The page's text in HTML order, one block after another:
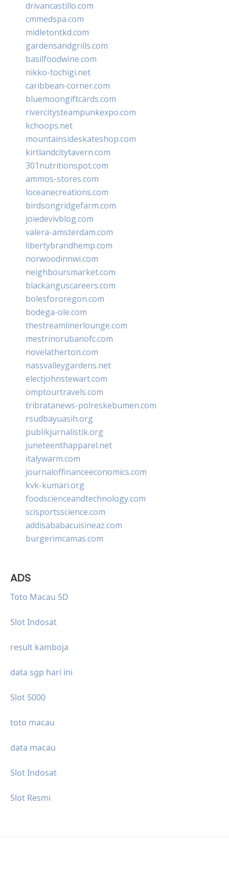
drivancastillo.com
cmmedspa.com
midletontkd.com
gardensandgrills.com
basilfoodwine.com
nikko-tochigi.net
caribbean-corner.com
bluemoongiftcards.com
rivercitysteampunkexpo.com
kchoops.net
mountainsideskateshop.com
kirtlandcitytavern.com
301nutritionspot.com
ammos-stores.com
loceanecreations.com
birdsongridgefarm.com
joiedevivblog.com
valera-amsterdam.com
libertybrandhemp.com
norwoodinnwi.com
neighboursmarket.com
blackanguscareers.com
bolesfororegon.com
bodega-ole.com
thestreamlinerlounge.com
mestrinorubanofc.com
novelatherton.com
nassvalleygardens.net
electjohnstewart.com
omptourtravels.com
tribratanews-polreskebumen.com
rsudbayuasih.org
publikjurnalistik.org
juneteenthapparel.net
italywarm.com
journaloffinanceeconomics.com
kvk-kumari.org
foodscienceandtechnology.com
scisportsscience.com
addisababacuisineaz.com
burgerimcamas.com
ADS
Toto Macau 5D
Slot Indosat
result kamboja
data sgp hari ini
Slot 5000
toto macau
data macau
Slot Indosat
Slot Resmi